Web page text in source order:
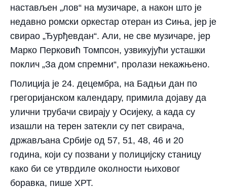
настављен „лов“ на музичаре, а након што је
недавно ромски оркестар отеран из Сиња, јер је
свирао „Ђурђевдан“. Али, не све музичаре, јер
Марко Перковић Томпсон, узвикујући усташки
поклич „За дом спремни“, пролази некажњено.
Полиција је 24. децембра, на Бадњи дан по
грегоријанском календару, примила дојаву да
улични трубачи свирају у Осијеку, а када су
изашли на терен затекли су пет свирача,
држављана Србије од 57, 51, 48, 46 и 20
година, који су позвани у полицијску станицу
како би се утврдиле околности њиховог
боравка, пише ХРТ.